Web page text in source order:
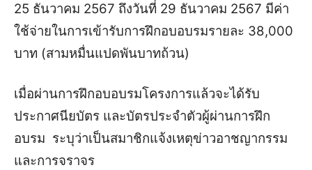
25 ธันวาคม 2567 ถึงวันที่ 29 ธันวาคม 2567 มีค่า
ใช้จ่ายในการเข้ารับการฝึกอบอบรมรายละ 38,000
บาท (สามหมื่นแปดพันบาทถ้วน)
เมื่อผ่านการฝึกอบอบรมโครงการแล้วจะได้รับ
ประกาศนียบัตร และบัตรประจําตัวผู้ผ่านการฝึก
อบรม ระบุว่าเป็นสมาชิกแจ้งเหตุข่าวอาชญากรรม
และการจราจร